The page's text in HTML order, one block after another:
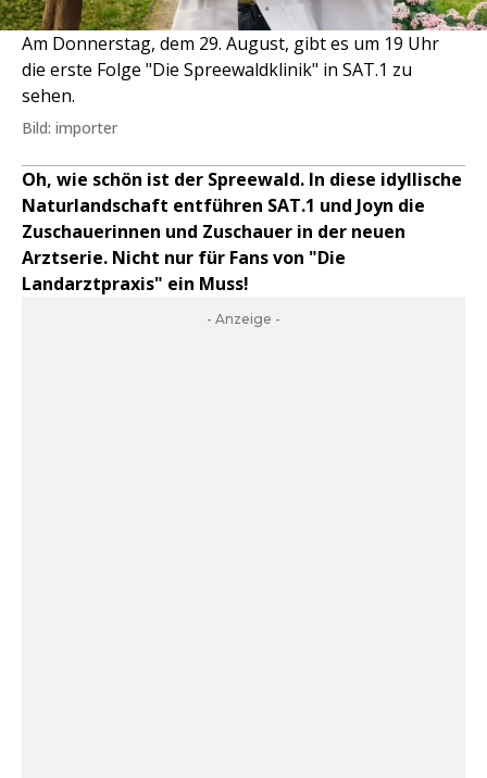
Am Donnerstag, dem 29. August, gibt es um 19 Uhr
die erste Folge "Die Spreewaldklinik" in SAT.1 zu
sehen.
Bild: importer
Oh, wie schön ist der Spreewald. In diese idyllische
Naturlandschaft entführen SAT.1 und Joyn die
Zuschauerinnen und Zuschauer in der neuen
Arztserie. Nicht nur für Fans von "Die
Landarztpraxis" ein Muss!
- Anzeige -